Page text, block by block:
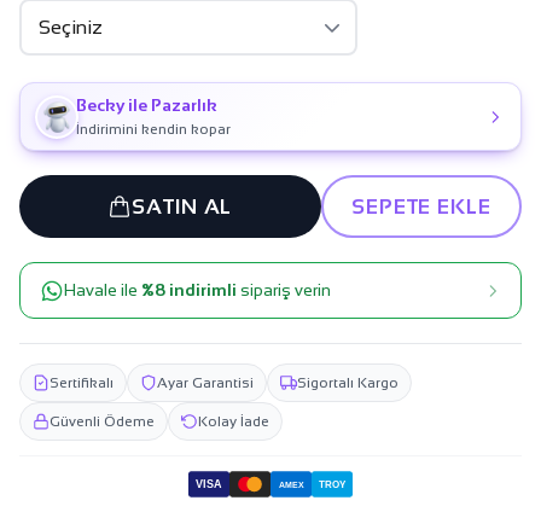
Becky ile Pazarlık
İndirimini kendin kopar
SATIN AL SEPETE EKLE
Havale ile %8 indirimli sipariş verin
Sertifikalı Ayar Garantisi Sigortalı Kargo
Güvenli Ödeme Kolay İade
VISA AMEX TROY